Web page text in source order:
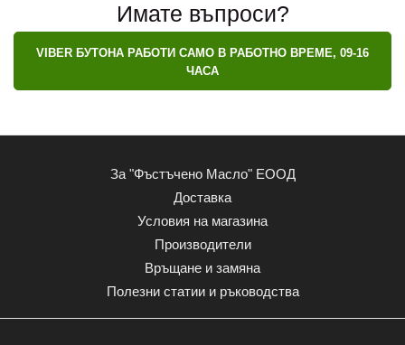
Имате въпроси?
VIBER БУТОНА РАБОТИ САМО В РАБОТНО ВРЕМЕ, 09-16
ЧАСА
За "Фъстъчено Масло" ЕООД
Доставка
Условия на магазина
Производители
Връщане и замяна
Полезни статии и ръководства